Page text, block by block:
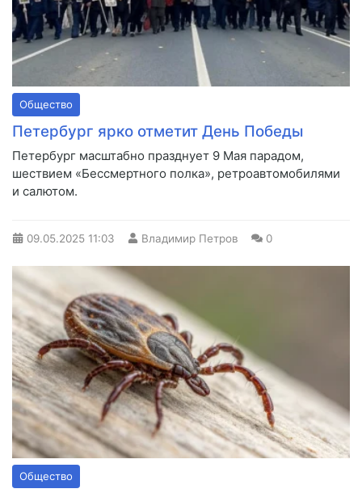
Общество
Петербург ярко отметит День Победы
Петербург масштабно празднует 9 Мая парадом,
шествием «Бессмертного полка», ретроавтомобилями
и салютом.
09.05.2025 11:03 Владимир Петров 0
Общество